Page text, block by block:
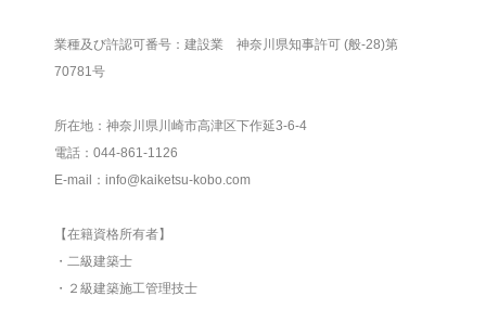
業種及び許認可番号：建設業 神奈川県知事許可 (般-28)第
70781号
所在地：神奈川県川崎市高津区下作延3-6-4
電話：044-861-1126
E-mail：info@kaiketsu-kobo.com
【在籍資格所有者】
・二級建築士
・２級建築施工管理技士